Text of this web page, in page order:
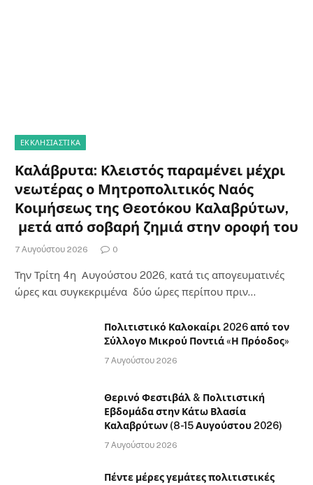
ΕΚΚΛΗΣΙΑΣΤΙΚΑ
Καλάβρυτα: Κλειστός παραμένει μέχρι
νεωτέρας ο Μητροπολιτικός Ναός
Κοιμήσεως της Θεοτόκου Καλαβρύτων,
μετά από σοβαρή ζημιά στην οροφή του
7 Αυγούστου 2026 0
Την Τρίτη 4η Αυγούστου 2026, κατά τις απογευματινές
ώρες και συγκεκριμένα δύο ώρες περίπου πριν…
Πολιτιστικό Καλοκαίρι 2026 από τον
Σύλλογο Μικρού Ποντιά «Η Πρόοδος»
7 Αυγούστου 2026
Θερινό Φεστιβάλ & Πολιτιστική
Εβδομάδα στην Κάτω Βλασία
Καλαβρύτων (8-15 Αυγούστου 2026)
7 Αυγούστου 2026
Πέντε μέρες γεμάτες πολιτιστικές